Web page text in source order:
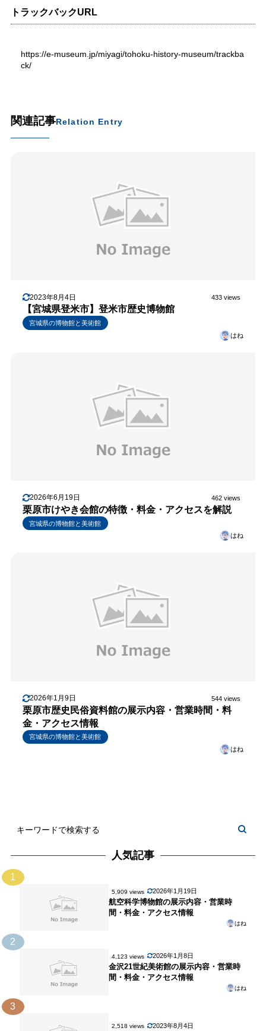
トラックバックURL
https://e-museum.jp/miyagi/tohoku-history-museum/trackba
ck/
関連記事Relation Entry
2023年8月4日 433 views
【宮城県登米市】登米市歴史博物館
宮城県の博物館と美術館
はね
2026年6月19日 462 views
栗原市けやき会館の特徴・料金・アクセスを解説
宮城県の博物館と美術館
はね
2026年1月9日 544 views
栗原市歴史民俗資料館の展示内容・営業時間・料
金・アクセス情報
宮城県の博物館と美術館
はね
人気記事
1
5,909 views 2026年1月19日
航空科学博物館の展示内容・営業時
間・料金・アクセス情報
はね
2
4,123 views 2026年1月8日
金沢21世紀美術館の展示内容・営業時
間・料金・アクセス情報
はね
3
2,518 views 2023年8月4日